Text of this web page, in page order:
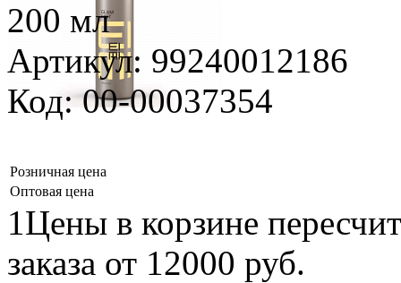
200 мл
Артикул: 99240012186
Код: 00-00037354
Розничная цена
Оптовая цена
1Цены в корзине
заказа от 12000 руб.